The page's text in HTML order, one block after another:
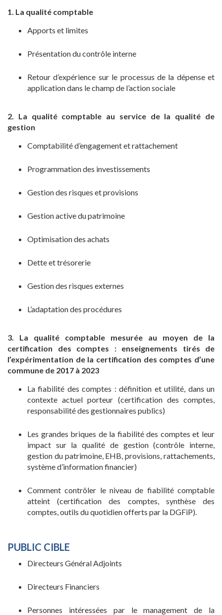
1. La qualité comptable
Apports et limites
Présentation du contrôle interne
Retour d’expérience sur le processus de la dépense et
application dans le champ de l’action sociale
2. La qualité comptable au service de la qualité de
gestion
Comptabilité d’engagement et rattachement
Programmation des investissements
Gestion des risques et provisions
Gestion active du patrimoine
Optimisation des achats
Dette et trésorerie
Gestion des risques externes
L’adaptation des procédures
3. La qualité comptable mesurée au moyen de la
certification des comptes : enseignements tirés de
l’expérimentation de la certification des comptes d’une
commune de 2017 à 2023
La fiabilité des comptes : définition et utilité, dans un
contexte actuel porteur (certification des comptes,
responsabilité des gestionnaires publics)
Les grandes briques de la fiabilité des comptes et leur
impact sur la qualité de gestion (contrôle interne,
gestion du patrimoine, EHB, provisions, rattachements,
système d’information financier)
Comment contrôler le niveau de fiabilité comptable
atteint (certification des comptes, synthèse des
comptes, outils du quotidien offerts par la DGFiP).
PUBLIC CIBLE
Directeurs Général Adjoints
Directeurs Financiers
Personnes intéressées par le management de la